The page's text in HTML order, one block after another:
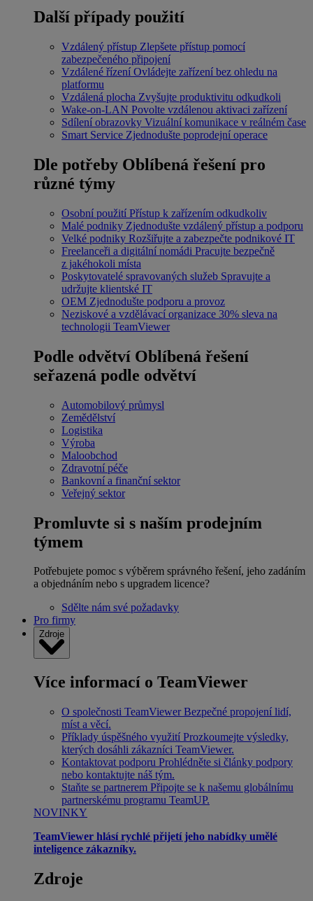
Další případy použití
Vzdálený přístup Zlepšete přístup pomocí
zabezpečeného připojení
Vzdálené řízení Ovládejte zařízení bez ohledu na
platformu
Vzdálená plocha Zvyšujte produktivitu odkudkoli
Wake-on-LAN Povolte vzdálenou aktivaci zařízení
Sdílení obrazovky Vizuální komunikace v reálném čase
Smart Service Zjednodušte poprodejní operace
Dle potřeby Oblíbená řešení pro
různé týmy
Osobní použití Přístup k zařízením odkudkoliv
Malé podniky Zjednodušte vzdálený přístup a podporu
Velké podniky Rozšiřujte a zabezpečte podnikové IT
Freelanceři a digitální nomádi Pracujte bezpečně
z jakéhokoli místa
Poskytovatelé spravovaných služeb Spravujte a
udržujte klientské IT
OEM Zjednodušte podporu a provoz
Neziskové a vzdělávací organizace 30% sleva na
technologii TeamViewer
Podle odvětví Oblíbená řešení
seřazená podle odvětví
Automobilový průmysl
Zemědělství
Logistika
Výroba
Maloobchod
Zdravotní péče
Bankovní a finanční sektor
Veřejný sektor
Promluvte si s naším prodejním
týmem
Potřebujete pomoc s výběrem správného řešení, jeho zadáním
a objednáním nebo s upgradem licence?
Sdělte nám své požadavky
Pro firmy
Zdroje
Více informací o TeamViewer
O společnosti TeamViewer Bezpečné propojení lidí,
míst a věcí.
Příklady úspěšného využití Prozkoumejte výsledky,
kterých dosáhli zákazníci TeamViewer.
Kontaktovat podporu Prohlédněte si články podpory
nebo kontaktujte náš tým.
Staňte se partnerem Připojte se k našemu globálnímu
partnerskému programu TeamUP.
NOVINKY
TeamViewer hlásí rychlé přijetí jeho nabídky umělé
inteligence zákazníky.
Zdroje